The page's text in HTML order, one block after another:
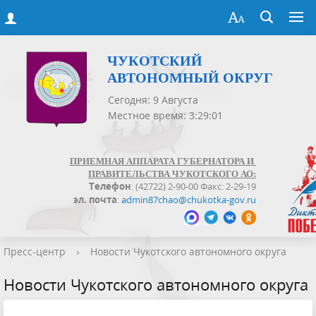
ЧУКОТСКИЙ
АВТОНОМНЫЙ ОКРУГ
Сегодня: 9 Августа
Местное время: 3:29:02
ПРИЕМНАЯ АППАРАТА ГУБЕРНАТОРА И
ПРАВИТЕЛЬСТВА ЧУКОТСКОГО АО:
Телефон: (42722) 2-90-00 Факс: 2-29-19
эл. почта:admin87chao@chukotka-gov.ru
Пресс-центр › Новости Чукотского автономного округа
Новости Чукотского автономного округа